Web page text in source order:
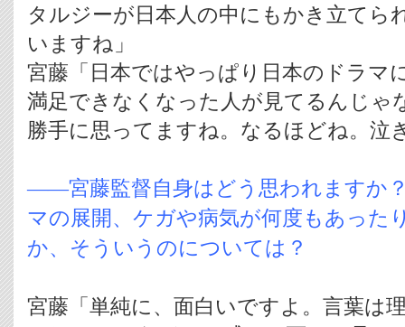
タルジーが日本人の中にもかき立てら
いますね」
宮藤「日本ではやっぱり日本のドラマ
満足できなくなった人が見てるんじゃ
勝手に思ってますね。なるほどね。泣
――宮藤監督自身はどう思われますか
マの展開、ケガや病気が何度もあった
か、そういうのについては？
宮藤「単純に、面白いですよ。言葉は